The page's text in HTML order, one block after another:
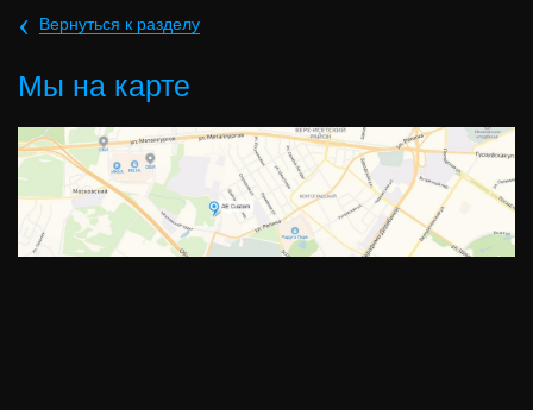
‹ Вернуться к разделу
Мы на карте